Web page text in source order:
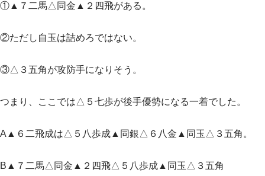
①▲７二馬△同金▲２四飛がある。
②ただし自玉は詰めろではない。
③△３五角が攻防手になりそう。
つまり、ここでは△５七歩が後手優勢になる一着でした。
A▲６二飛成は△５八歩成▲同銀△６八金▲同玉△３五角。
B▲７二馬△同金▲２四飛△５八歩成▲同玉△３五角